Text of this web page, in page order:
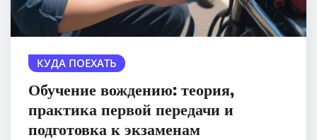
КУДА ПОЕХАТЬ
Обучение вождению: теория,
практика первой передачи и
подготовка к экзаменам